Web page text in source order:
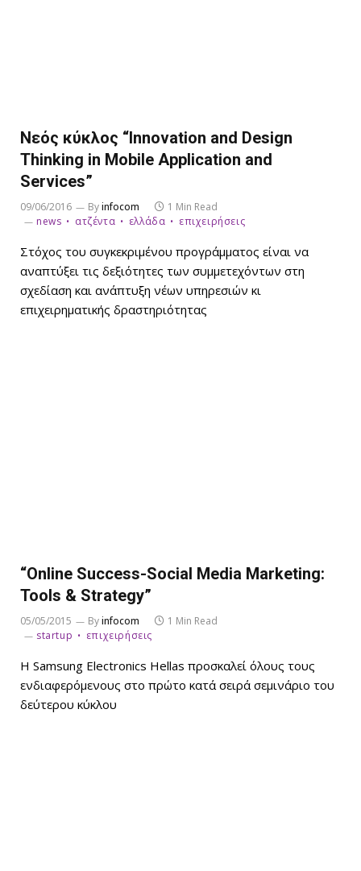
Νεός κύκλος “Innovation and Design
Thinking in Mobile Application and
Services”
09/06/2016 Byinfocom
1 Min Read
news
ατζέντα ελλάδα επιχειρήσεις
Στόχος του συγκεκριμένου προγράμματος είναι να
αναπτύξει τις δεξιότητες των συμμετεχόντων στη
σχεδίαση και ανάπτυξη νέων υπηρεσιών κι
επιχειρηματικής δραστηριότητας
“Online Success-Social Media Marketing:
Tools & Strategy”
05/05/2015 Byinfocom
1 Min Read
startup
επιχειρήσεις
Η Samsung Electronics Hellas προσκαλεί όλους τους
ενδιαφερόμενους στο πρώτο κατά σειρά σεμινάριο του
δεύτερου κύκλου